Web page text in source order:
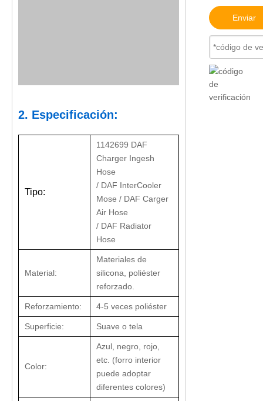
2. Especificación:
Tipo:
1142699 DAF
Charger Ingesh
Hose
/ DAF InterCooler
Mose / DAF Carger
Air Hose
/ DAF Radiator
Hose
Material:
Materiales de
silicona, poliéster
reforzado.
Reforzamiento: 4-5 veces poliéster
Superficie: Suave o tela
Color:
Azul, negro, rojo,
etc. (forro interior
puede adoptar
diferentes colores)
Enviar